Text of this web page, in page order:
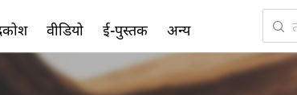
वीडियो ई-पुस्तक अन्य